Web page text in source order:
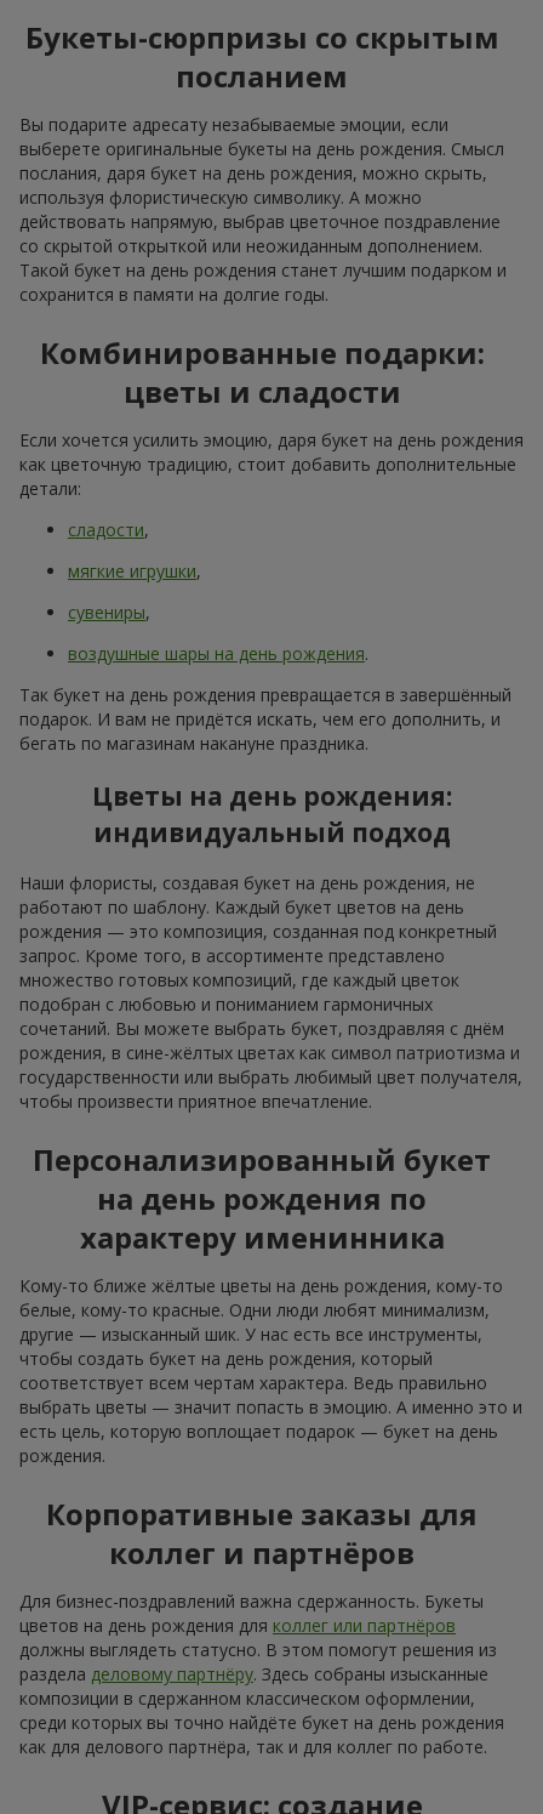
Букеты-сюрпризы со скрытым
посланием
Вы подарите адресату незабываемые эмоции, если
выберете оригинальные букеты на день рождения. Смысл
послания, даря букет на день рождения, можно скрыть,
используя флористическую символику. А можно
действовать напрямую, выбрав цветочное поздравление
со скрытой открыткой или неожиданным дополнением.
Такой букет на день рождения станет лучшим подарком и
сохранится в памяти на долгие годы.
Комбинированные подарки:
цветы и сладости
Если хочется усилить эмоцию, даря букет на день рождения
как цветочную традицию, стоит добавить дополнительные
детали:
сладости,
мягкие игрушки,
сувениры,
воздушные шары на день рождения.
Так букет на день рождения превращается в завершённый
подарок. И вам не придётся искать, чем его дополнить, и
бегать по магазинам накануне праздника.
Цветы на день рождения:
индивидуальный подход
Наши флористы, создавая букет на день рождения, не
работают по шаблону. Каждый букет цветов на день
рождения — это композиция, созданная под конкретный
запрос. Кроме того, в ассортименте представлено
множество готовых композиций, где каждый цветок
подобран с любовью и пониманием гармоничных
сочетаний. Вы можете выбрать букет, поздравляя с днём
рождения, в сине-жёлтых цветах как символ патриотизма и
государственности или выбрать любимый цвет получателя,
чтобы произвести приятное впечатление.
Персонализированный букет
на день рождения по
характеру именинника
Кому-то ближе жёлтые цветы на день рождения, кому-то
белые, кому-то красные. Одни люди любят минимализм,
другие — изысканный шик. У нас есть все инструменты,
чтобы создать букет на день рождения, который
соответствует всем чертам характера. Ведь правильно
выбрать цветы — значит попасть в эмоцию. А именно это и
есть цель, которую воплощает подарок — букет на день
рождения.
Корпоративные заказы для
коллег и партнёров
Для бизнес-поздравлений важна сдержанность. Букеты
цветов на день рождения для коллег или партнёров
должны выглядеть статусно. В этом помогут решения из
раздела деловому партнёру. Здесь собраны изысканные
композиции в сдержанном классическом оформлении,
среди которых вы точно найдёте букет на день рождения
как для делового партнёра, так и для коллег по работе.
VIP-сервис: создание